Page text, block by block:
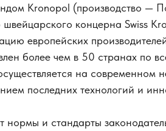
Kronopol (производство —
швейцарского концерна Swiss
европейских
более чем в 50 странах по
на современном
последних технологий и
нормы и стандарты